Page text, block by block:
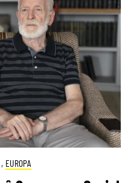
, EUROPA